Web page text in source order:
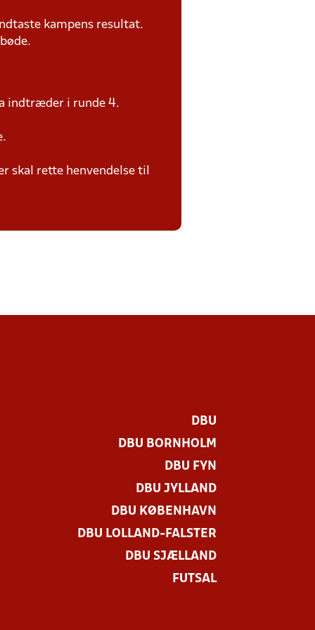
kampens resultat.
indtræder i runde 4.
skal rette henvendelse til
DBU
DBU BORNHOLM
DBU FYN
DBU JYLLAND
DBU KØBENHAVN
DBU LOLLAND-FALSTER
DBU SJÆLLAND
FUTSAL